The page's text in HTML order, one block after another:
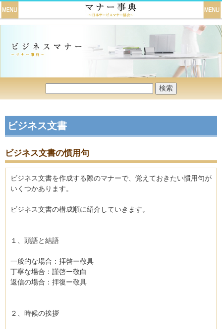
ビジネス文書
ビジネス文書の慣用句
ビジネス文書を作成する際のマナーで、覚えておきたい慣用句が
いくつかあります。
ビジネス文書の構成順に紹介していきます。
１、頭語と結語
一般的な場合：拝啓ー敬具
丁寧な場合：謹啓ー敬白
返信の場合：拝復ー敬具
２、時候の挨拶